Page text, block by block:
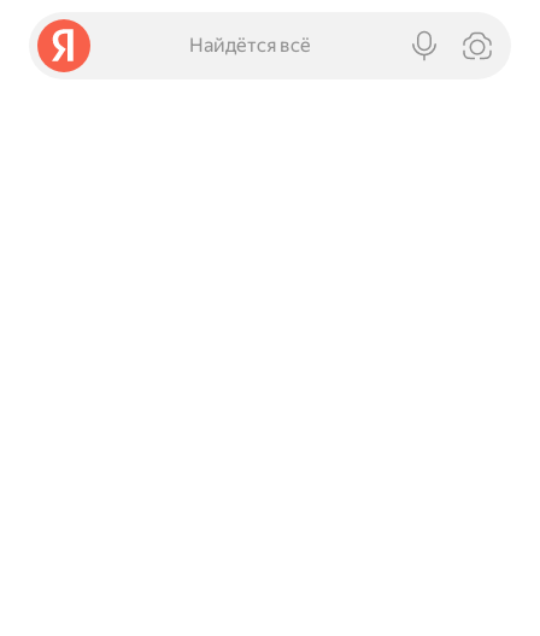
Найдётся всё